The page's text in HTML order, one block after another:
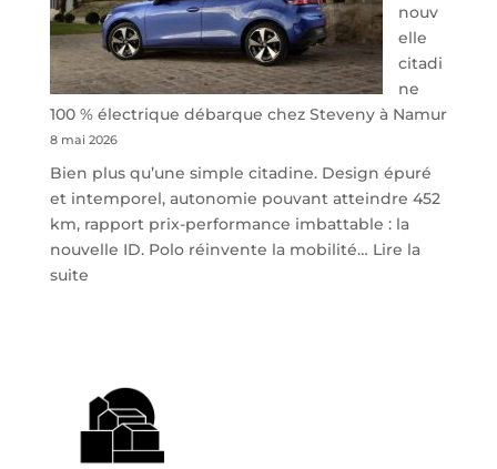
nouv
elle
citadi
ne
100 % électrique débarque chez Steveny à Namur
8 mai 2026
Bien plus qu’une simple citadine. Design épuré
et intemporel, autonomie pouvant atteindre 452
km, rapport prix-performance imbattable : la
nouvelle ID. Polo réinvente la mobilité… Lire la
suite:
la
nouvelle
citadine